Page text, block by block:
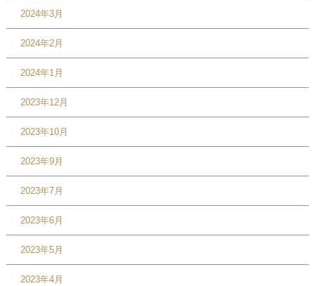
2024年3月
2024年2月
2024年1月
2023年12月
2023年10月
2023年9月
2023年7月
2023年6月
2023年5月
2023年4月